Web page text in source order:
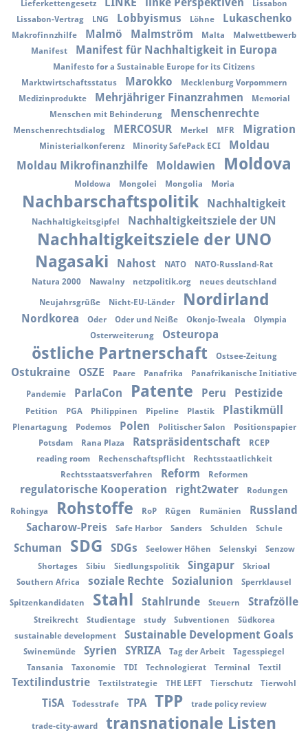
Lieferkettengesetz
Lissabon
Lissabon-Vertrag
LNG Lobbyismus Löhne Lukaschenko
Makrofinnzhilfe Malmö Malmström Malta
Malwettbewerb
Manifest
Manifest für Nachhaltigkeit in Europa
Manifesto for a Sustainable Europe for its Citizens
Marktwirtschaftsstatus
Marokko
Mecklenburg Vorpommern
Medizinprodukte
Mehrjähriger Finanzrahmen
Memorial
Menschen mit Behinderung
Menschenrechte
Menschenrechtsdialog MERCOSUR Merkel MFR Migration
Ministerialkonferenz Minority SafePack ECI
Moldau
Moldau Mikrofinanzhilfe
Moldawien Moldova
Moldowa Mongolei Mongolia Moria
Nachbarschaftspolitik Nachhaltigkeit
Nachhaltigkeitsgipfel Nachhaltigkeitsziele der UN
Nachhaltigkeitsziele der UNO
Nagasaki
Nahost NATO
NATO-Russland-Rat
Natura 2000
Nawalny netzpolitik.org neues deutschland
Neujahrsgrüße Nicht-EU-Länder Nordirland
Nordkorea Oder Oder und Neiße Okonjo-Iweala
Olympia
Osterweiterung
Osteuropa
östliche Partnerschaft Ostsee-Zeitung
Ostukraine OSZE Paare Panafrika Panafrikanische Initiative
Pandemie ParlaCon Patente Peru Pestizide
Petition PGA Philippinen Pipeline Plastik Plastikmüll
Plenartagung Podemos Polen Politischer Salon
Positionspapier
Potsdam
Rana Plaza Ratspräsidentschaft
RCEP
reading room
Rechenschaftspflicht
Rechtsstaatlichkeit
Rechtsstaatsverfahren
Reform Reformen
regulatorische Kooperation right2water Rodungen
Rohingya Rohstoffe RoP Rügen Rumänien
Russland
Sacharow-Preis
Safe Harbor Sanders Schulden Schule
Schuman SDG SDGs Seelower Höhen Selenskyi
Senzow
Shortages
Sibiu Siedlungspolitik Singapur
Skrioal
Southern Africa
soziale Rechte Sozialunion Sperrklausel
Spitzenkandidaten Stahl Stahlrunde Steuern Strafzölle
Streikrecht Studientage study Subventionen
Südkorea
sustainable development
Sustainable Development Goals
Swinemünde Syrien SYRIZA Tag der Arbeit
Tagesspiegel
Tansania
Taxonomie TDI Technologierat Terminal Textil
Textilindustrie Textilstrategie THE LEFT Tierschutz Tierwohl
TiSA Todesstrafe TPA TPP trade policy review
trade-city-award transnationale Listen